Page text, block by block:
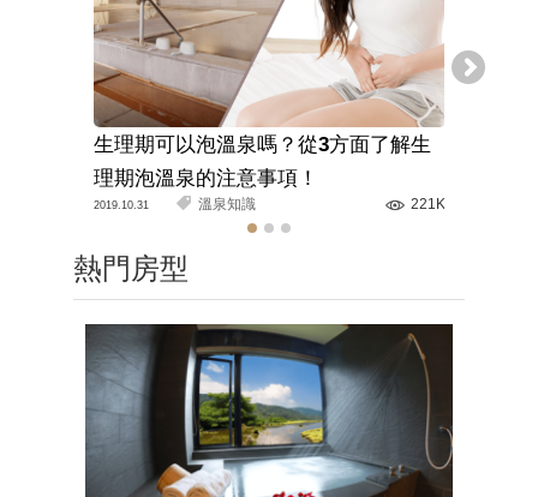
生理期可以泡溫泉嗎？從3方面了解生
理期泡溫泉的注意事項！
2019.10.31 溫泉知識 221K
熱門房型